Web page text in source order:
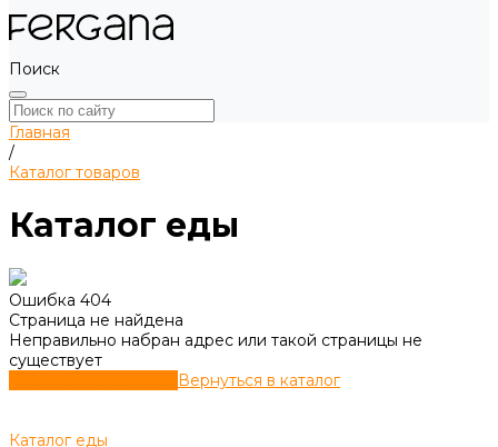
Поиск
Главная
/
Каталог товаров
Каталог еды
Ошибка 404
Страница не найдена
Неправильно набран адрес или такой страницы не
существует
Вернуться в каталог
Каталог еды